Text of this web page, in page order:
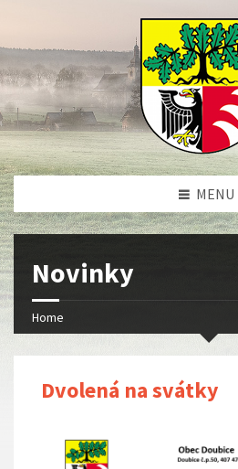
MENU
Novinky
Home
Dvolená na svátky